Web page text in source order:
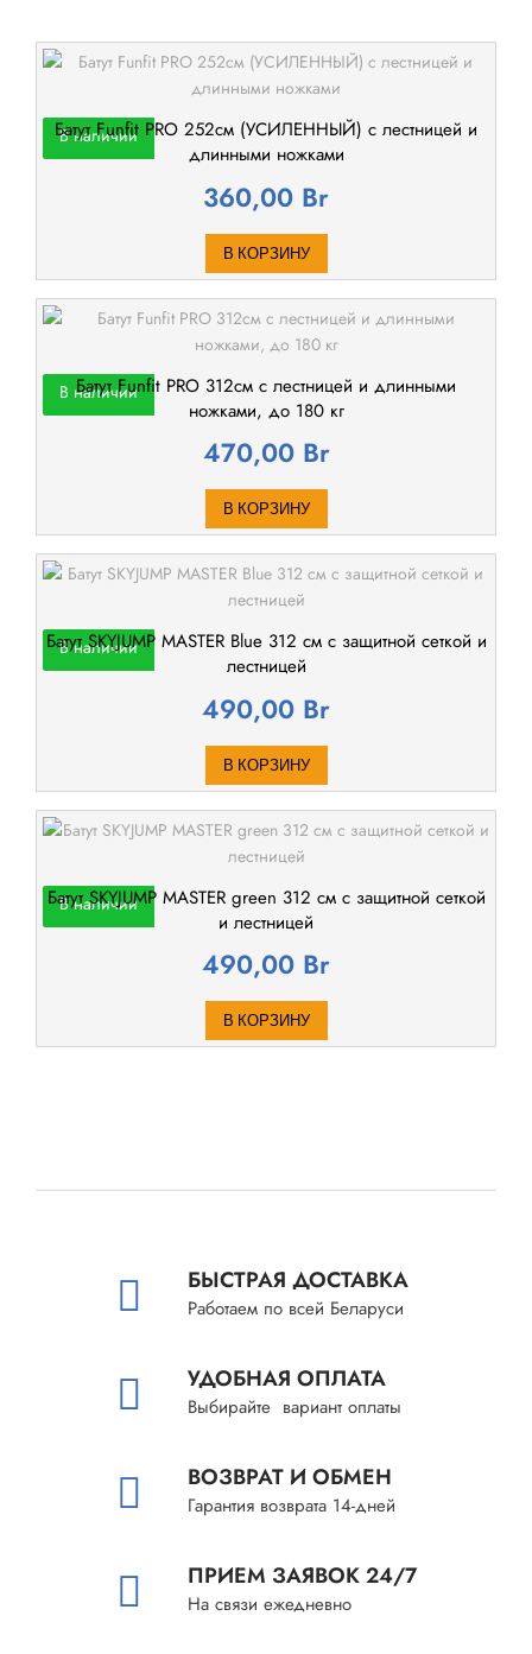
В наличии
Батут Funfit PRO 252см (УСИЛЕННЫЙ) с лестницей и
длинными ножками
360,00 Br
В КОРЗИНУ
В наличии
Батут Funfit PRO 312см с лестницей и длинными
ножками, до 180 кг
470,00 Br
В КОРЗИНУ
В наличии
Батут SKYJUMP MASTER Blue 312 cм с защитной сеткой и
лестницей
490,00 Br
В КОРЗИНУ
В наличии
Батут SKYJUMP MASTER green 312 cм с защитной сеткой
и лестницей
490,00 Br
В КОРЗИНУ
БЫСТРАЯ ДОСТАВКА
Работаем по всей Беларуси
УДОБНАЯ ОПЛАТА
Выбирайте вариант оплаты
ВОЗВРАТ И ОБМЕН
Гарантия возврата 14-дней
ПРИЕМ ЗАЯВОК 24/7
На связи ежедневно